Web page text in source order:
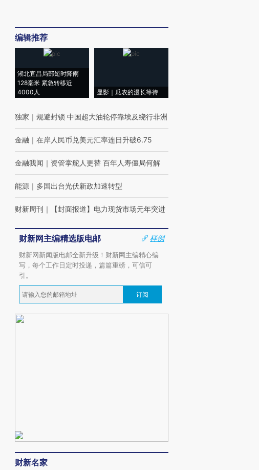
编辑推荐
湖北宜昌局部短时降雨
128毫米 紧急转移近
4000人
显影｜瓜农的漫长等待
独家 ｜ 规避封锁 中国超大油轮停靠埃及绕行非洲
金融 ｜ 在岸人民币兑美元汇率连日升破6.75
金融我闻 ｜ 资管掌舵人更替 百年人寿僵局何解
能源 ｜ 多国出台光伏新政加速转型
财新周刊 ｜ 【封面报道】电力现货市场元年突进
财新网主编精选版电邮
样例
财新网新闻版电邮全新升级！财新网主编精心编
写，每个工作日定时投递，篇篇重磅，可信可
引。
订阅
财新名家